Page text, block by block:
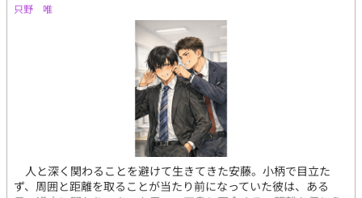
只野 唯
人と深く関わることを避けて生きてきた安藤。小柄で目立た
ず、周囲と距離を取ることが当たり前になっていた彼は、ある